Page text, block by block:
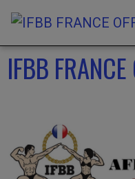
IFBB